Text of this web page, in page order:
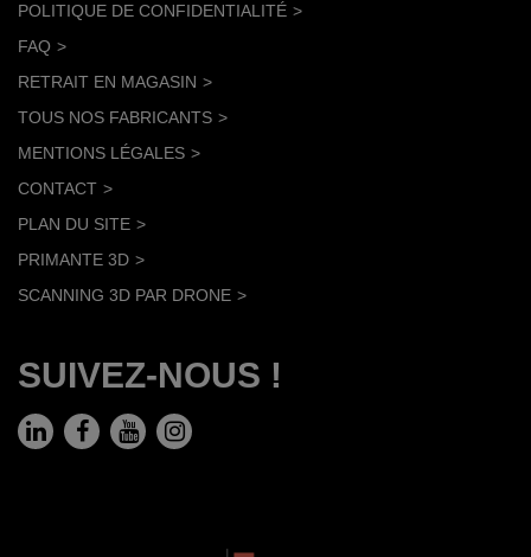
POLITIQUE DE CONFIDENTIALITÉ
FAQ
RETRAIT EN MAGASIN
TOUS NOS FABRICANTS
MENTIONS LÉGALES
CONTACT
PLAN DU SITE
PRIMANTE 3D
SCANNING 3D PAR DRONE
SUIVEZ-NOUS !